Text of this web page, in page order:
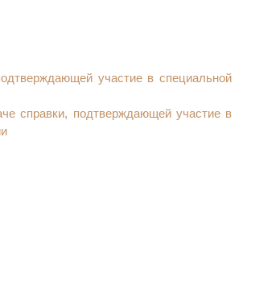
участие в специальной
справки, подтверждающей участие в